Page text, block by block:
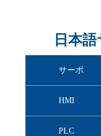
富
株
サ
日本
サーボ
HMI
PLC